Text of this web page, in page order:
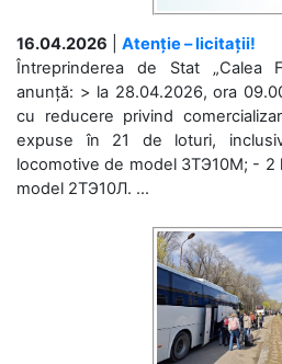
16.04.2026
Atenție – licitații!
Întreprinderea de Stat „Calea
anunță: > la 28.04.2026, ora
cu reducere privind
expuse în 21 de loturi,
locomotive de model 3ТЭ10М; - 2
model 2ТЭ10Л. ...